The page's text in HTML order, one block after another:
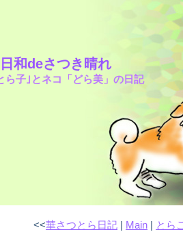
和deさつき晴れ
ら子｣とネコ「どら美」の日記
<<華さつとら日記 | Main | とら